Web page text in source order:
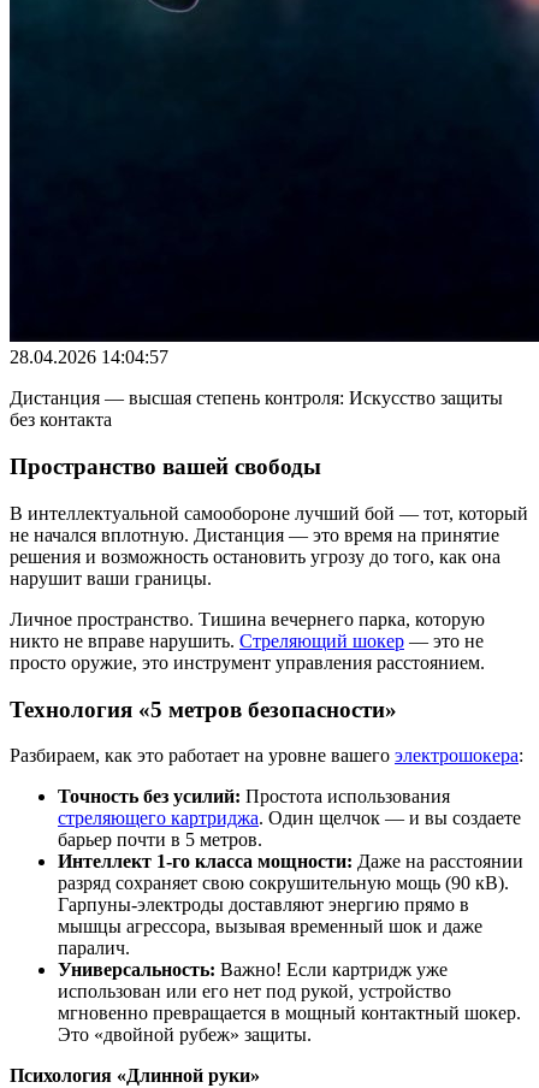
28.04.2026 14:04:57
Дистанция — высшая степень контроля: Искусство защиты
без контакта
Пространство вашей свободы
В интеллектуальной самообороне лучший бой — тот, который
не начался вплотную. Дистанция — это время на принятие
решения и возможность остановить угрозу до того, как она
нарушит ваши границы.
Личное пространство. Тишина вечернего парка, которую
никто не вправе нарушить. Стреляющий шокер — это не
просто оружие, это инструмент управления расстоянием.
Технология «5 метров безопасности»
Разбираем, как это работает на уровне вашего электрошокера:
Точность без усилий: Простота использования
стреляющего картриджа. Один щелчок — и вы создаете
барьер почти в 5 метров.
Интеллект 1-го класса мощности: Даже на расстоянии
разряд сохраняет свою сокрушительную мощь (90 кВ).
Гарпуны-электроды доставляют энергию прямо в
мышцы агрессора, вызывая временный шок и даже
паралич.
Универсальность: Важно! Если картридж уже
использован или его нет под рукой, устройство
мгновенно превращается в мощный контактный шокер.
Это «двойной рубеж» защиты.
Психология «Длинной руки»